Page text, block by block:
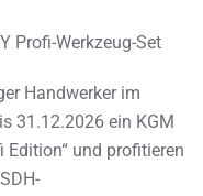
Profi-Werkzeug-Set
Handwerker im
31.12.2026 ein KGM
Edition“ und profitieren